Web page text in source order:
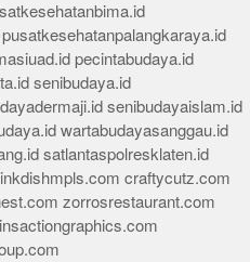
pusatkesehatanpalangkaraya.id
pecintabudaya.id
senibudaya.id
senibudayaislam.id
wartabudayasanggau.id
satlantaspolresklaten.id
craftycutz.com
zorrosrestaurant.com